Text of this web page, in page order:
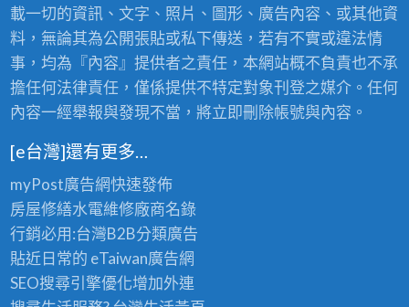
載一切的資訊、文字、照片、圖形、廣告內容、或其他資
料，無論其為公開張貼或私下傳送，若有不實或違法情
事，均為『內容』提供者之責任，本網站概不負責也不承
擔任何法律責任，僅係提供不特定對象刊登之媒介。任何
內容一經舉報與發現不當，將立即刪除帳號與內容。
[e台灣]還有更多…
myPost廣告網快速發佈
房屋修繕水電維修廠商名錄
行銷必用:台灣B2B分類廣告
貼近日常的 eTaiwan廣告網
SEO搜尋引擎優化增加外連